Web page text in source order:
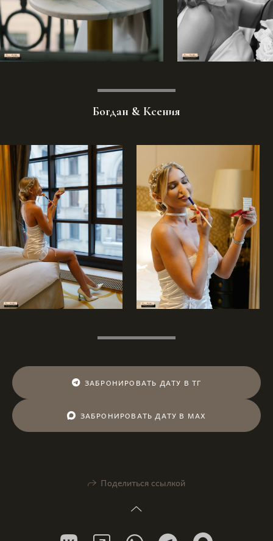
Богдан & Ксения
ЗАБРОНИРОВАТЬ ДАТУ В ТГ
ЗАБРОНИРОВАТЬ ДАТУ В МАХ
Поделиться ссылкой